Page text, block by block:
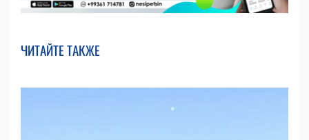
ЧИТАЙТЕ ТАКЖЕ